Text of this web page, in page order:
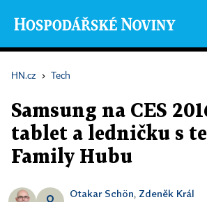
HN.cz › Tech
Samsung na CES
tablet a ledničku s
Family Hubu
Otakar Schön, Zdeněk Král